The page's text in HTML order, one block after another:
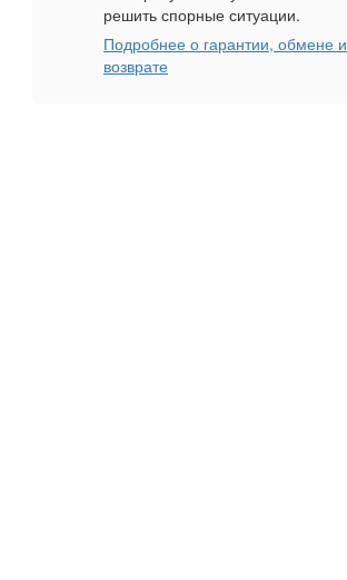
решить спорные ситуации.
Подробнее о гарантии, обмене и
возврате